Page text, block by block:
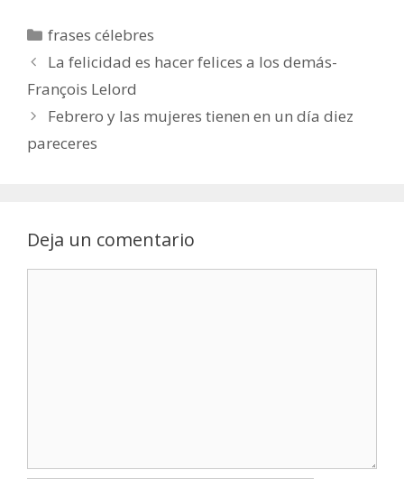
Categorías
frases célebres
La felicidad es hacer felices a los demás-
François Lelord
Febrero y las mujeres tienen en un día diez
pareceres
Deja un comentario